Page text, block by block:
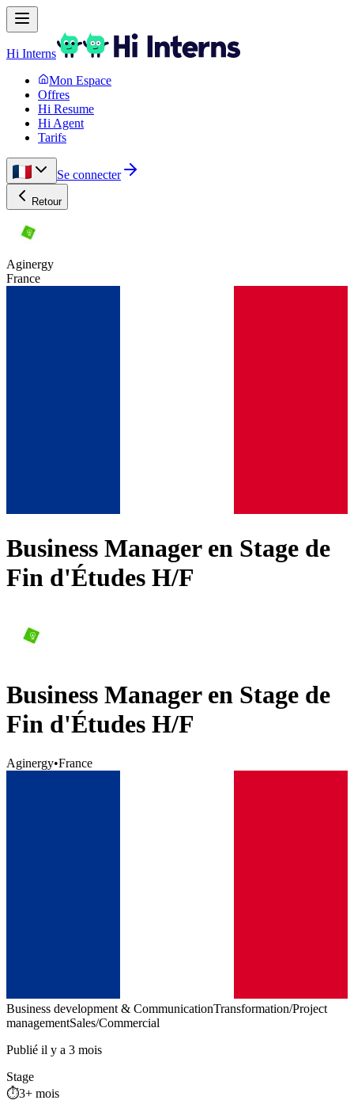
Hi Interns
Mon Espace
Offres
Hi Resume
Hi Agent
Tarifs
Se connecter
Retour
Aginergy
France
Business Manager en Stage de
Fin d'Études H/F
Business Manager en Stage de
Fin d'Études H/F
Aginergy•France
Business development & CommunicationTransformation/Project
managementSales/Commercial
Publié il y a 3 mois
Stage
⏱️3+ mois